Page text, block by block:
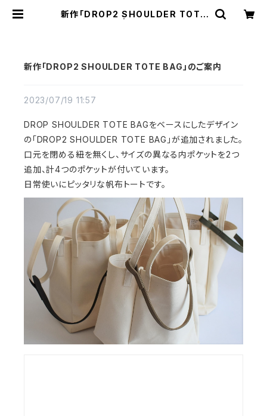
新作「DROP2 SHOULDER TOTE
新作「DROP2 SHOULDER TOTE BAG」のご案内
2023/07/19 11:57
DROP SHOULDER TOTE BAGをベースにしたデザイン
の「DROP2 SHOULDER TOTE BAG」が追加されました。
口元を閉める紐を無くし、サイズの異なる内ポケットを2つ
追加、計4つのポケットが付いています。
日常使いにピッタリな帆布トートです。